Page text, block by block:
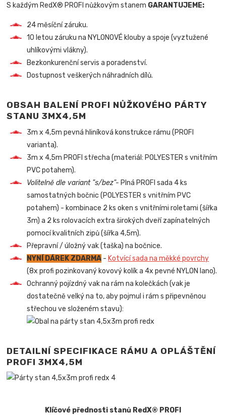
S každým RedX® PROFI nůžkovým stanem GARANTUJEME:
24 měsíční záruku.
10 letou záruku na NYLONOVÉ klouby a spoje (vyztužené
uhlíkovými vlákny).
Bezkonkurenční servis a poradenství.
Dostupnost veškerých náhradních dílů.
OBSAH BALENÍ PROFI NŮŽKOVÉHO PÁRTY
STANU 3MX4,5M
3m x 4,5m pevná hliníková konstrukce rámu (PROFI
varianta).
3m x 4,5m PROFI střecha (materiál: POLYESTER s vnitřním
PVC potahem).
Volitelně dle variant "s/bez"- Plná PROFI sada 4 ks
samostatných bočnic (POLYESTER s vnitřním PVC
potahem) - kombinace 2 ks oken s vnitřními roletami (šířka
3m) a 2 ks rolovacích extra širokých dveří zapínatelných
pomocí kvalitních zipů (šířka 4,5m).
Přepravní / úložný vak (taška) na bočnice.
NYNÍ DÁREK ZDARMA - Kotvící sada na měkké povrchy
(8x profi pozinkovaný kovový kolík a 4x pevné NYLON lano).
Ochranný pojízdný vak na rám na kolečkách (vak je
dostatečně velký na to, aby pojmul i rám s připevněnou
střechou ve složeném stavu):
DETAILNÍ SPECIFIKACE RÁMU A OPLÁŠTĚNÍ
PROFI 3MX4,5M
Klíčové přednosti stanů RedX® PROFI